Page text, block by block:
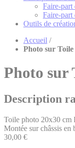
Faire-part
Faire-part
Outils de
Accueil /
Photo sur Toile
Photo sur
Description
Toile photo 20x30 cm
Montée sur châssis en
30,00 €